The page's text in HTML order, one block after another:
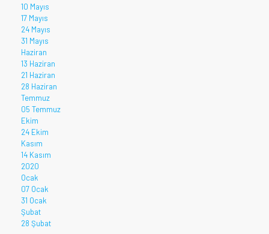
10 Mayıs
17 Mayıs
24 Mayıs
31 Mayıs
Haziran
13 Haziran
21 Haziran
28 Haziran
Temmuz
05 Temmuz
Ekim
24 Ekim
Kasım
14 Kasım
2020
Ocak
07 Ocak
31 Ocak
Şubat
28 Şubat